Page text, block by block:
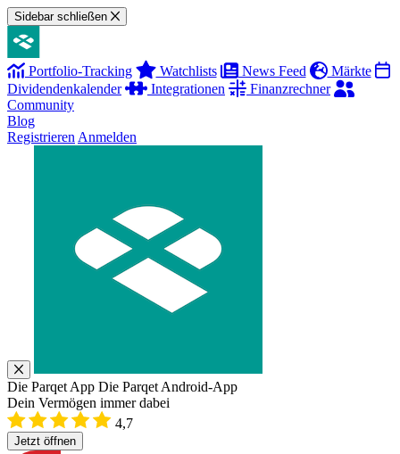
Sidebar schließen
Portfolio-Tracking Watchlists News Feed
Märkte
Dividendenkalender
Integrationen
Finanzrechner
Community
Blog
Registrieren Anmelden
Die Parqet App Die Parqet Android-App
Dein Vermögen immer dabei
4,7
Jetzt öffnen